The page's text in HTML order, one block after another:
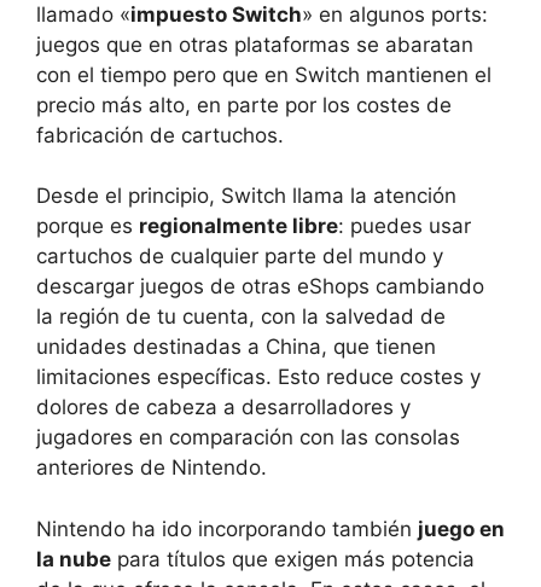
llamado «impuesto Switch» en algunos ports:
juegos que en otras plataformas se abaratan
con el tiempo pero que en Switch mantienen el
precio más alto, en parte por los costes de
fabricación de cartuchos.
Desde el principio, Switch llama la atención
porque es regionalmente libre: puedes usar
cartuchos de cualquier parte del mundo y
descargar juegos de otras eShops cambiando
la región de tu cuenta, con la salvedad de
unidades destinadas a China, que tienen
limitaciones específicas. Esto reduce costes y
dolores de cabeza a desarrolladores y
jugadores en comparación con las consolas
anteriores de Nintendo.
Nintendo ha ido incorporando también juego en
la nube para títulos que exigen más potencia